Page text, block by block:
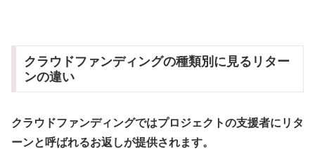
クラウドファンディングの種類別に見るリター
ンの違い
クラウドファンディングではプロジェクトの支援者にリタ
ーンと呼ばれるお返しが提供されます。